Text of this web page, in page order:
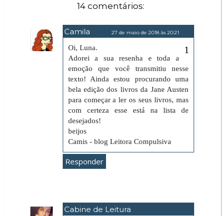
14 comentários:
Camila 27 de maio de 2018 às 20:21
Oi, Luna.
Adorei a sua resenha e toda a
emoção que você transmitiu nesse
texto! Ainda estou procurando uma
bela edição dos livros da Jane Austen
para começar a ler os seus livros, mas
com certeza esse está na lista de
desejados!
beijos
Camis - blog Leitora Compulsiva
Responder
Cabine de Leitura